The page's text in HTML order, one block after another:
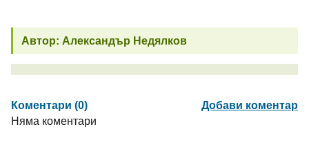
Автор: Александър Недялков
Коментари (0)
Добави коментар
Няма коментари